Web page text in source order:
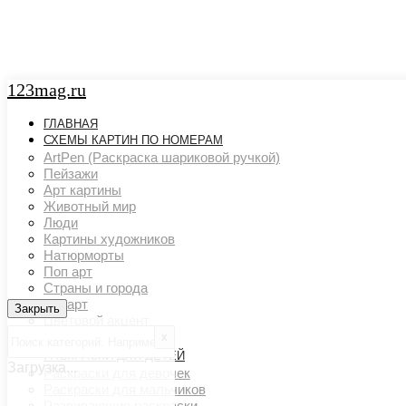
123mag.ru
ГЛАВНАЯ
СХЕМЫ КАРТИН ПО НОМЕРАМ
ArtPen (Раскраска шариковой ручкой)
Пейзажи
Арт картины
Животный мир
Люди
Картины художников
Натюрморты
Поп арт
Страны и города
Ню арт
Цветовой акцент
РАСКРАСКИ ДЛЯ ДЕТЕЙ
Раскраски для девочек
Раскраски для мальчиков
Закрыть
Закрыть
Загрузка...